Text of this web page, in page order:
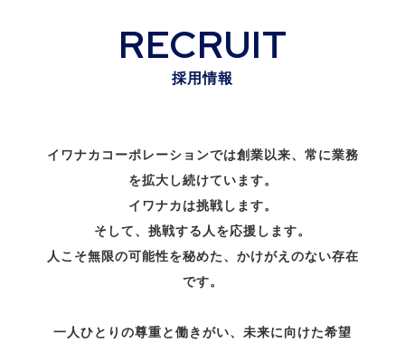
RECRUIT
採用情報
イワナカコーポレーションでは創業以来、常に業務
を拡大し続けています。
イワナカは挑戦します。
そして、挑戦する人を応援します。
人こそ無限の可能性を秘めた、かけがえのない存在
です。
一人ひとりの尊重と働きがい、未来に向けた希望